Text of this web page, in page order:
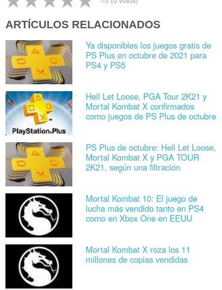
ARTÍCULOS RELACIONADOS
Ya disponibles los juegos gratis de
PS Plus en octubre de 2021 para
PS4 y PS5
Hell Let Loose, PGA Tour 2K21 y
Mortal Kombat X confirmados
como juegos de PS Plus de octubre
PS Plus de octubre: Hell Let Loose,
Mortal Kombat X y PGA TOUR
2K21, según una filtración
Mortal Kombat 10: El juego de
lucha más vendido tanto en PS4
como en Xbox One en EEUU
Mortal Kombat X roza los 11
millones de copias vendidas